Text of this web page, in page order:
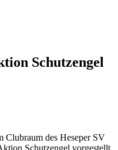
Schutzengel
des Heseper SV
Schutzengel vorgestellt.